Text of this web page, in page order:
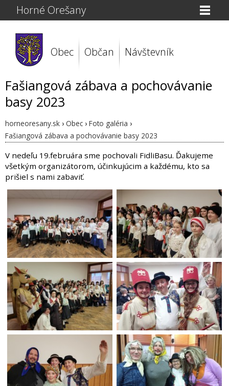
Horné Orešany
Obec Občan Návštevník
Fašiangová zábava a pochovávanie
basy 2023
horneoresany.sk › Obec › Foto galéria ›
Fašiangová zábava a pochovávanie basy 2023
V nedeľu 19.februára sme pochovali FidliBasu. Ďakujeme
všetkým organizátorom, účinkujúcim a každému, kto sa
prišiel s nami zabaviť.